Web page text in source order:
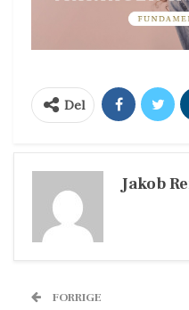
Del
Jakob
FORRIGE